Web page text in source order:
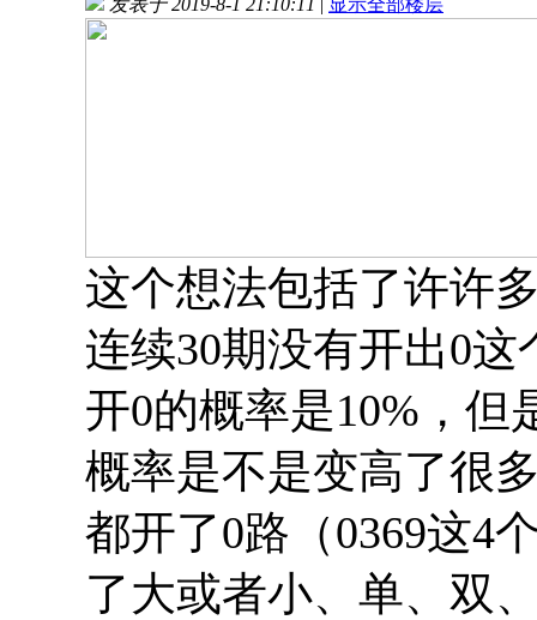
这个想法包括了许许
连续30期没有开出0
开0的概率是10%，
概率是不是变高了很
都开了0路（0369这4
了大或者小、单、双